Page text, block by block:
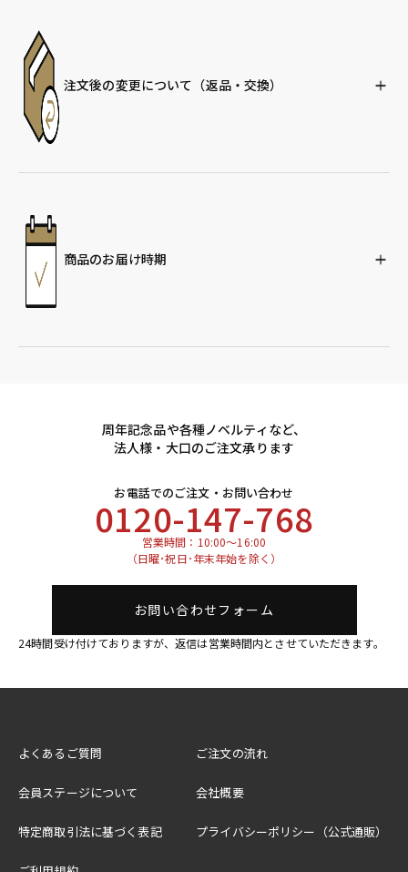
注文後の変更について （返品・交換）
商品のお届け時期
周年記念品や各種ノベルティなど、
法人様・大口のご注文承ります
お電話でのご注文・お問い合わせ
0120-147-768
営業時間：10:00～16:00
（日曜･祝日･年末年始を除く）
お問い合わせフォーム
24時間受け付けておりますが、返信は営業時間内とさせていただきます。
よくあるご質問 ご注文の流れ
会員ステージについて 会社概要
特定商取引法に基づく表記 プライバシーポリシー（公式通販）